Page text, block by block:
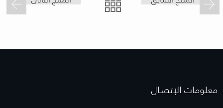
معلومات الإتصـال